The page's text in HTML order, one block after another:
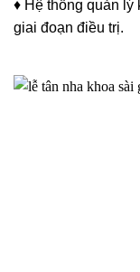
♦ Hệ thống quản lý
giai đoạn điều trị.